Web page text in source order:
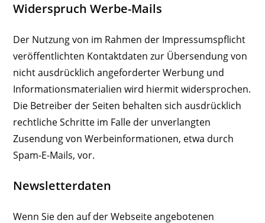
Widerspruch Werbe-Mails
Der Nutzung von im Rahmen der Impressumspflicht
veröffentlichten Kontaktdaten zur Übersendung von
nicht ausdrücklich angeforderter Werbung und
Informationsmaterialien wird hiermit widersprochen.
Die Betreiber der Seiten behalten sich ausdrücklich
rechtliche Schritte im Falle der unverlangten
Zusendung von Werbeinformationen, etwa durch
Spam-E-Mails, vor.
Newsletterdaten
Wenn Sie den auf der Webseite angebotenen